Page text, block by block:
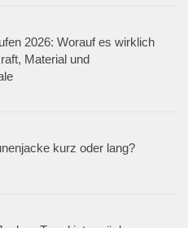
2026: Worauf es wirklich
Material und
kurz oder lang?